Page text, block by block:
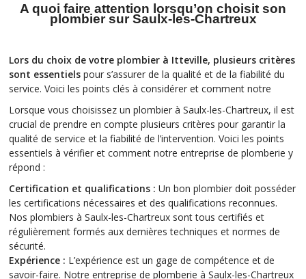
A quoi faire attention lorsqu’on choisit son
plombier sur Saulx-les-Chartreux
Lors du choix de votre plombier à Itteville, plusieurs critères
sont essentiels pour s’assurer de la qualité et de la fiabilité du
service. Voici les points clés à considérer et comment notre
Lorsque vous choisissez un plombier à Saulx-les-Chartreux, il est
crucial de prendre en compte plusieurs critères pour garantir la
qualité de service et la fiabilité de l’intervention. Voici les points
essentiels à vérifier et comment notre entreprise de plomberie y
répond :
Certification et qualifications : Un bon plombier doit posséder
les certifications nécessaires et des qualifications reconnues.
Nos plombiers à Saulx-les-Chartreux sont tous certifiés et
régulièrement formés aux dernières techniques et normes de
sécurité.
Expérience : L’expérience est un gage de compétence et de
savoir-faire. Notre entreprise de plomberie à Saulx-les-Chartreux